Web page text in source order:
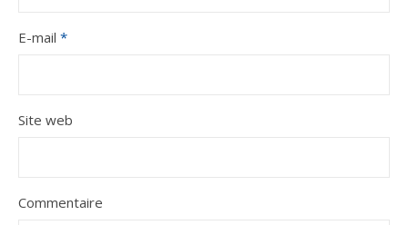
E-mail *
Site web
Commentaire